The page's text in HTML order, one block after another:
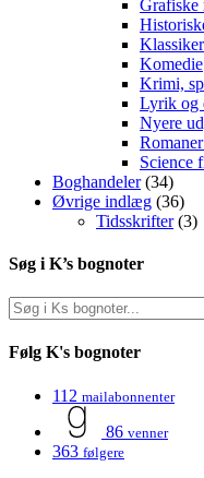
Grafiske
Komedie
Krimi,
Lyrik og
Nyere
Science
Boghandeler(34)
Øvrige indlæg (36)
Tidsskrifter(3)
Søg i K’s bognoter
Følg K's bognoter
112 mailabonnenter
86 venner
363 følgere